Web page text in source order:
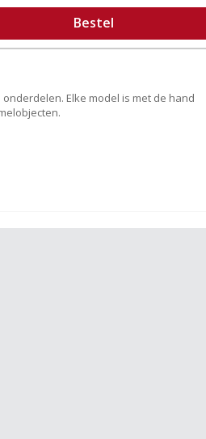
Bestel
Elke model is met de hand